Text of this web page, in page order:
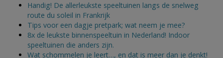
Handig! De allerleukste speeltuinen langs de snelweg
route du soleil in Frankrijk
Tips voor een dagje pretpark; wat neem je mee?
8x de leukste binnenspeeltuin in Nederland! Indoor
speeltuinen die anders zijn.
Wat schommelen je leert…, en dat is meer dan je denkt!